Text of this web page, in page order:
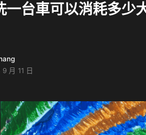
一台車可以消耗多
月 11 日